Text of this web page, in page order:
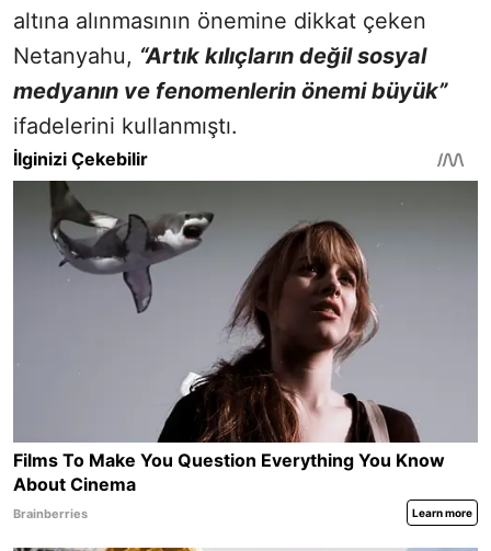
altına alınmasının önemine dikkat çeken
Netanyahu, “Artık kılıçların değil sosyal
medyanın ve fenomenlerin önemi büyük”
ifadelerini kullanmıştı.